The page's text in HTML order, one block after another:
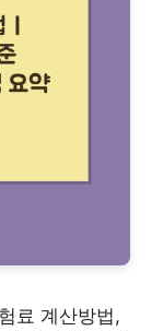
료 계산방법,